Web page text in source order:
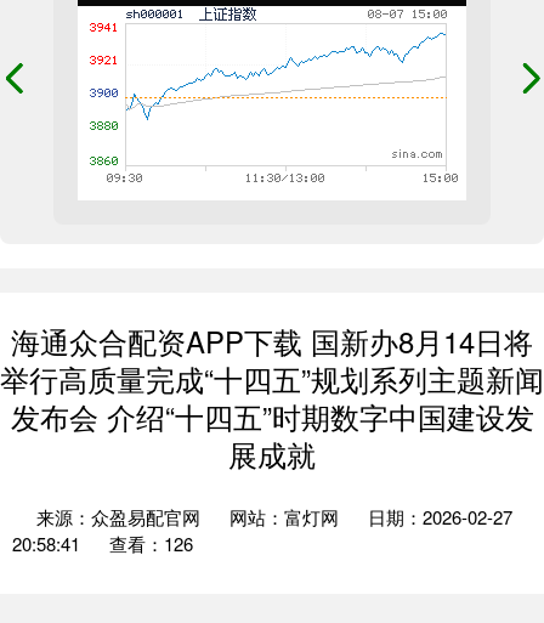
海通众合配资APP下载 国新办8月14日将
举行高质量完成“十四五”规划系列主题新闻
发布会 介绍“十四五”时期数字中国建设发
展成就
来源：众盈易配官网 网站：富灯网
日期：2026-02-27
20:58:41
查看：126